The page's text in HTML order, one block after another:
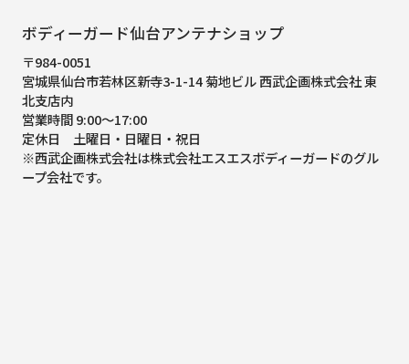
ボディーガード仙台アンテナショップ
〒984-0051
宮城県仙台市若林区新寺3-1-14 菊地ビル 西武企画株式会社 東
北支店内
営業時間 9:00～17:00
定休日 土曜日・日曜日・祝日
※西武企画株式会社は株式会社エスエスボディーガードのグル
ープ会社です。